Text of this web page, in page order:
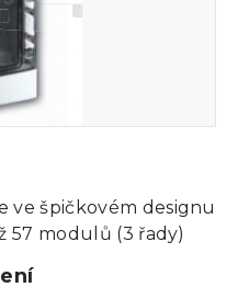
ve špičkovém designu
57 modulů (3 řady)